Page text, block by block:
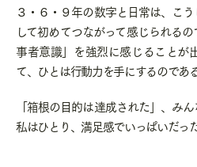
３・６・９年の数字と日常は、こ
して初めてつながって感じられる
事者意識」を強烈に感じることが
て、ひとは行動力を手にするのであ
「箱根の目的は達成された」、み
私はひとり、満足感でいっぱいだった